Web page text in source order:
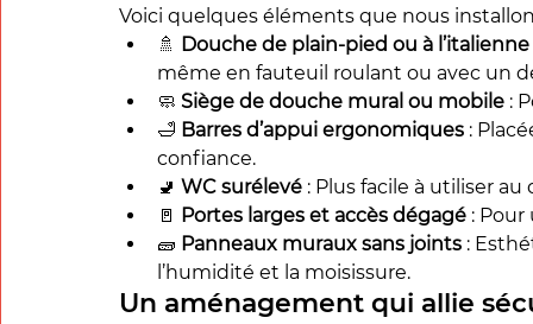
Voici quelques éléments que nous
🚿 Douche de plain-pied ou à l’italienne
même en fauteuil roulant ou avec un
🧼 Siège de douche mural ou mobile :
🛁 Barres d’appui ergonomiques :
confiance.
🚽 WC surélevé : Plus facile à utiliser
🚪 Portes larges et accès dégagé :
🧱 Panneaux muraux sans joints :
l’humidité et la moisissure.
Un aménagement qui allie